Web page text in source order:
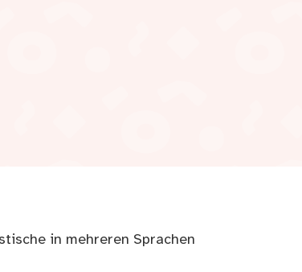
in mehreren Sprachen